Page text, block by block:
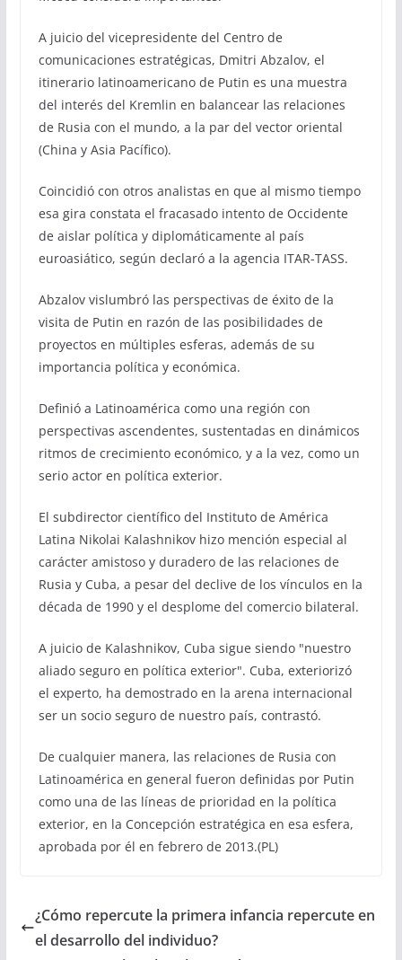
A juicio del vicepresidente del Centro de
comunicaciones estratégicas, Dmitri Abzalov, el
itinerario latinoamericano de Putin es una muestra
del interés del Kremlin en balancear las relaciones
de Rusia con el mundo, a la par del vector oriental
(China y Asia Pacífico).
Coincidió con otros analistas en que al mismo tiempo
esa gira constata el fracasado intento de Occidente
de aislar política y diplomáticamente al país
euroasiático, según declaró a la agencia ITAR-TASS.
Abzalov vislumbró las perspectivas de éxito de la
visita de Putin en razón de las posibilidades de
proyectos en múltiples esferas, además de su
importancia política y económica.
Definió a Latinoamérica como una región con
perspectivas ascendentes, sustentadas en dinámicos
ritmos de crecimiento económico, y a la vez, como un
serio actor en política exterior.
El subdirector científico del Instituto de América
Latina Nikolai Kalashnikov hizo mención especial al
carácter amistoso y duradero de las relaciones de
Rusia y Cuba, a pesar del declive de los vínculos en la
década de 1990 y el desplome del comercio bilateral.
A juicio de Kalashnikov, Cuba sigue siendo "nuestro
aliado seguro en política exterior". Cuba, exteriorizó
el experto, ha demostrado en la arena internacional
ser un socio seguro de nuestro país, contrastó.
De cualquier manera, las relaciones de Rusia con
Latinoamérica en general fueron definidas por Putin
como una de las líneas de prioridad en la política
exterior, en la Concepción estratégica en esa esfera,
aprobada por él en febrero de 2013.(PL)
¿Cómo repercute la primera infancia repercute en
el desarrollo del individuo?